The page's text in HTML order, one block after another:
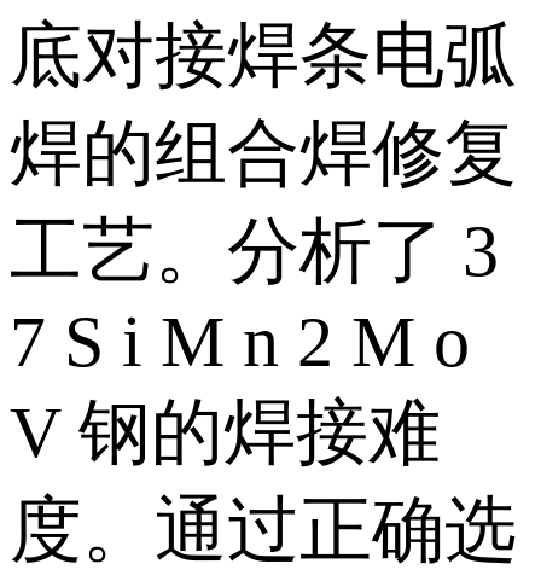
底对接焊条电弧
焊的组合焊修复
工艺。分析了 3
7 S i M n 2 M o
V 钢的焊接难
度。通过正确选